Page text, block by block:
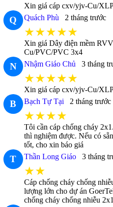
Xin giá cáp cxv/yjv-Cu/
Q Quách Phù 2 tháng trước
★★★★★
Xin giá Dây điện mềm
Cu/PVC/PVC 3x4
N Nhậm Giáo Chủ 3 tháng
★★★★★
Xin giá cáp cxv/yjv-Cu/
B Bạch Tự Tại 2 tháng trước
★★★★
Tôi cần cáp chống cháy
thì nghiệm được. Nếu có
tốt, cho xin báo giá
T Thần Long Giáo 3 tháng
★★
Cáp chống cháy chống
lượng lớn cho dự án
chống cháy chống nhiễu